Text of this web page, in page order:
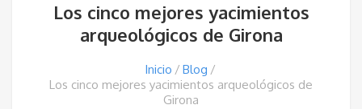
Los cinco mejores yacimientos
arqueológicos de Girona
Inicio
Blog
Los cinco mejores yacimientos arqueológicos de
Girona